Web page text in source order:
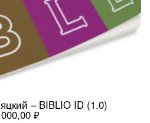
– BIBLIO ID (1.0)
₽